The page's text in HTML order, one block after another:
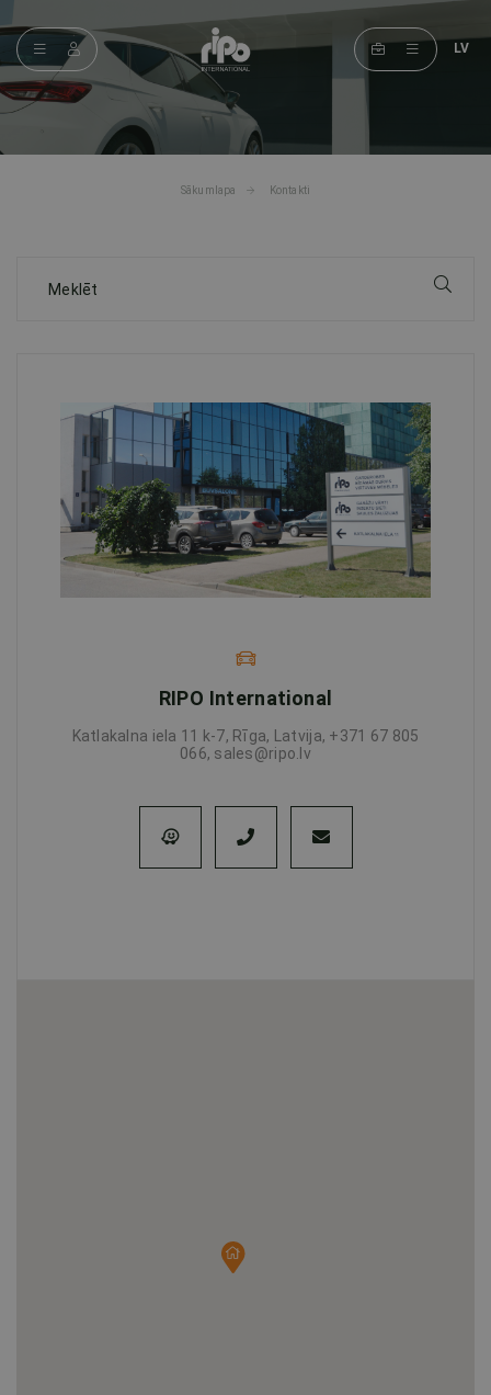
LV
Sākumlapa Kontakti
RIPO International
Katlakalna iela 11 k-7, Rīga, Latvija, +371 67 805
066, sales@ripo.lv